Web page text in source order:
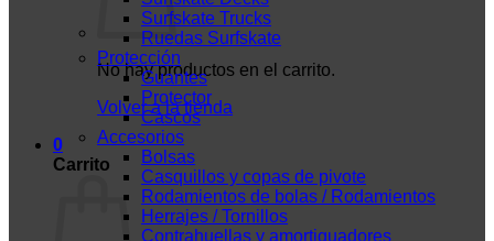
No hay productos en el carrito.
Volver a la tienda
0
Carrito
Surfskate Trucks
Ruedas Surfskate
Protección
Guantes
Protector
Cascos
Accesorios
Bolsas
Casquillos y copas de pivote
Rodamientos de bolas / Rodamientos
Herrajes / Tornillos
Contrahuellas y amortiguadores